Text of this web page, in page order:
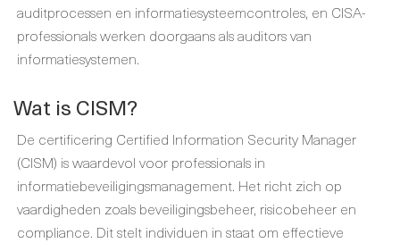
auditprocessen en informatiesysteemcontroles, en CISA-
professionals werken doorgaans als auditors van
informatiesystemen.
Wat is CISM?
De certificering Certified Information Security Manager
(CISM) is waardevol voor professionals in
informatiebeveiligingsmanagement. Het richt zich op
vaardigheden zoals beveiligingsbeheer, risicobeheer en
compliance. Dit stelt individuen in staat om effectieve